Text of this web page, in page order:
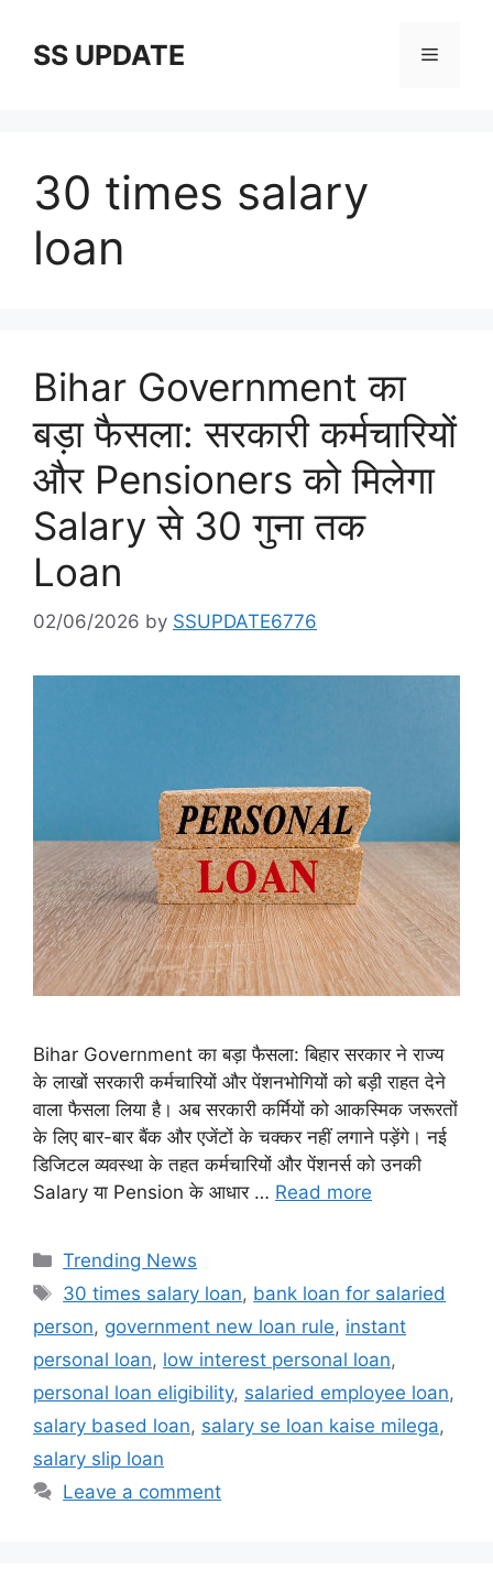
contentSS UPDATE Menu
30 times salary
loan
Bihar Government का
बड़ा फैसला: सरकारी कर्मचारियों
और Pensioners को मिलेगा
Salary से 30 गुना तक
Loan
02/06/2026 by SSUPDATE6776
Bihar Government का बड़ा फैसला: बिहार सरकार ने राज्य
के लाखों सरकारी कर्मचारियों और पेंशनभोगियों को बड़ी राहत देने
वाला फैसला लिया है। अब सरकारी कर्मियों को आकस्मिक जरूरतों
के लिए बार-बार बैंक और एजेंटों के चक्कर नहीं लगाने पड़ेंगे। नई
डिजिटल व्यवस्था के तहत कर्मचारियों और पेंशनर्स को उनकी
Salary या Pension के आधार … Read more
Categories
Trending News
Tags
30 times salary loan, bank loan for salaried
person, government new loan rule, instant
personal loan, low interest personal loan,
personal loan eligibility, salaried employee loan,
salary based loan, salary se loan kaise milega,
salary slip loan
Leave a comment